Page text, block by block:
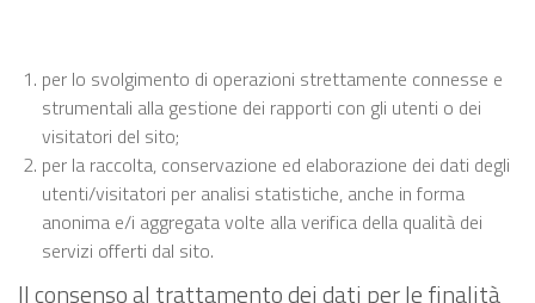
per lo svolgimento di operazioni strettamente connesse e
strumentali alla gestione dei rapporti con gli utenti o dei
visitatori del sito;
per la raccolta, conservazione ed elaborazione dei dati degli
utenti/visitatori per analisi statistiche, anche in forma
anonima e/i aggregata volte alla verifica della qualità dei
servizi offerti dal sito.
Il consenso al trattamento dei dati per le finalità